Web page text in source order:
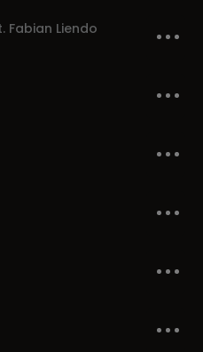
Fabian Liendo